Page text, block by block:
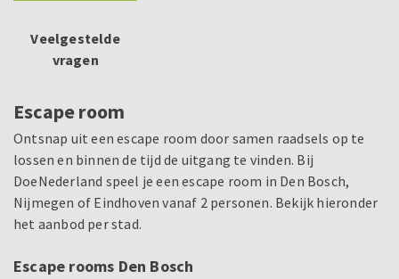
Veelgestelde
vragen
Escape room
Ontsnap uit een escape room door samen raadsels op te
lossen en binnen de tijd de uitgang te vinden. Bij
DoeNederland speel je een escape room in Den Bosch,
Nijmegen of Eindhoven vanaf 2 personen. Bekijk hieronder
het aanbod per stad.
Escape rooms Den Bosch